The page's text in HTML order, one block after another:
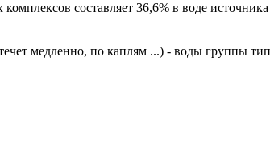
составляет 36,6% в воде
медленно, по каплям ...) - воды группы